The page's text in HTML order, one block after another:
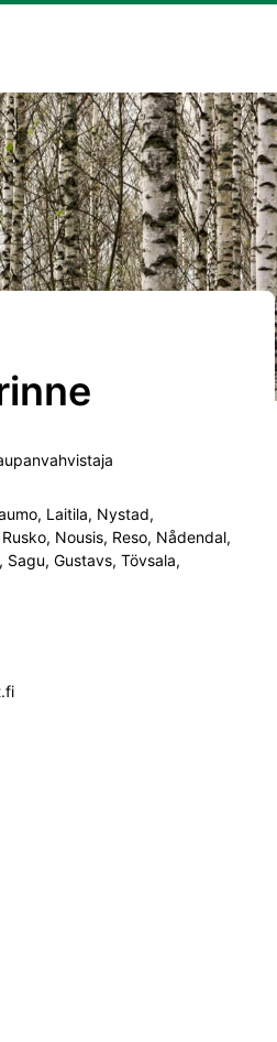
Laitila, Nystad,
Nousis, Reso, Nådendal,
Sagu, Gustavs, Tövsala,